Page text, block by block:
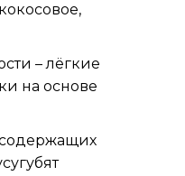
– лёгкие
на основе